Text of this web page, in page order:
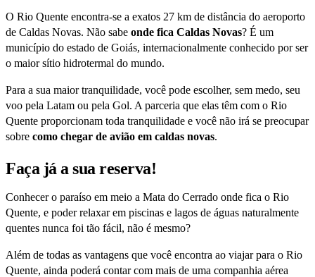
O Rio Quente encontra-se a exatos 27 km de distância do aeroporto
de Caldas Novas. Não sabe onde fica Caldas Novas? É um
município do estado de Goiás, internacionalmente conhecido por ser
o maior sítio hidrotermal do mundo.
Para a sua maior tranquilidade, você pode escolher, sem medo, seu
voo pela Latam ou pela Gol. A parceria que elas têm com o Rio
Quente proporcionam toda tranquilidade e você não irá se preocupar
sobre como chegar de avião em caldas novas.
Faça já a sua reserva!
Conhecer o paraíso em meio a Mata do Cerrado onde fica o Rio
Quente, e poder relaxar em piscinas e lagos de águas naturalmente
quentes nunca foi tão fácil, não é mesmo?
Além de todas as vantagens que você encontra ao viajar para o Rio
Quente, ainda poderá contar com mais de uma companhia aérea